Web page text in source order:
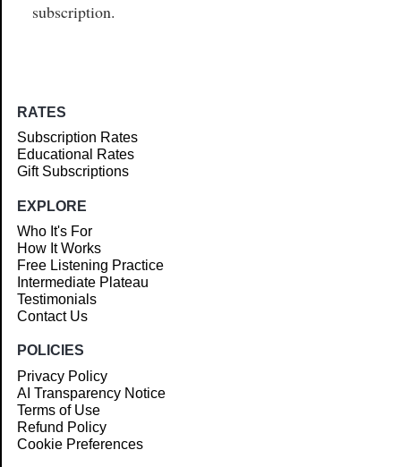
subscription.
RATES
Subscription Rates
Educational Rates
Gift Subscriptions
EXPLORE
Who It's For
How It Works
Free Listening Practice
Intermediate Plateau
Testimonials
Contact Us
POLICIES
Privacy Policy
AI Transparency Notice
Terms of Use
Refund Policy
Cookie Preferences